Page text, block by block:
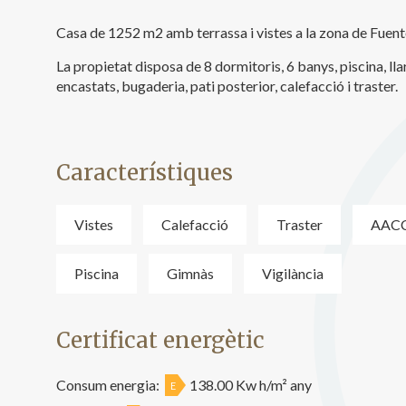
Casa de 1252 m2 amb terrassa i vistes a la zona de
La propietat disposa de 8 dormitoris, 6 banys, piscina,
encastats, bugaderia, pati posterior, calefacció i traster.
Característiques
Vistes Calefacció Traster
Piscina Gimnàs Vigilància
Certificat energètic
Consum energia: E
138.00 Kw h/m² any
La
de
dels